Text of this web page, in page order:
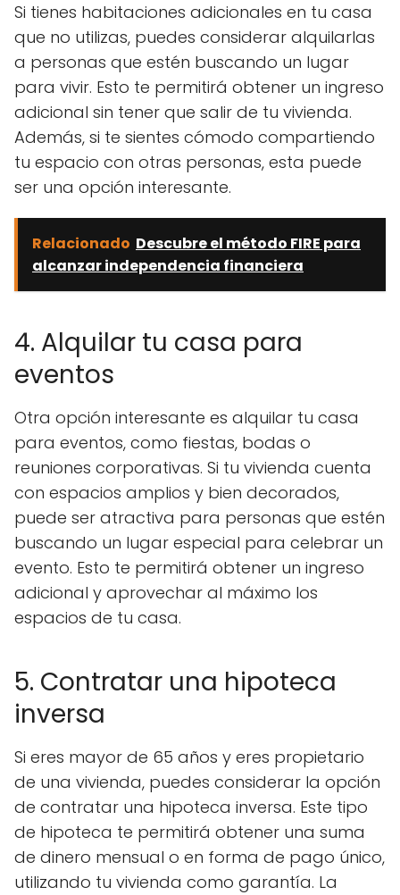
Si tienes habitaciones adicionales en tu casa
que no utilizas, puedes considerar alquilarlas
a personas que estén buscando un lugar
para vivir. Esto te permitirá obtener un ingreso
adicional sin tener que salir de tu vivienda.
Además, si te sientes cómodo compartiendo
tu espacio con otras personas, esta puede
ser una opción interesante.
Relacionado Descubre el método FIRE para
alcanzar independencia financiera
4. Alquilar tu casa para
eventos
Otra opción interesante es alquilar tu casa
para eventos, como fiestas, bodas o
reuniones corporativas. Si tu vivienda cuenta
con espacios amplios y bien decorados,
puede ser atractiva para personas que estén
buscando un lugar especial para celebrar un
evento. Esto te permitirá obtener un ingreso
adicional y aprovechar al máximo los
espacios de tu casa.
5. Contratar una hipoteca
inversa
Si eres mayor de 65 años y eres propietario
de una vivienda, puedes considerar la opción
de contratar una hipoteca inversa. Este tipo
de hipoteca te permitirá obtener una suma
de dinero mensual o en forma de pago único,
utilizando tu vivienda como garantía. La